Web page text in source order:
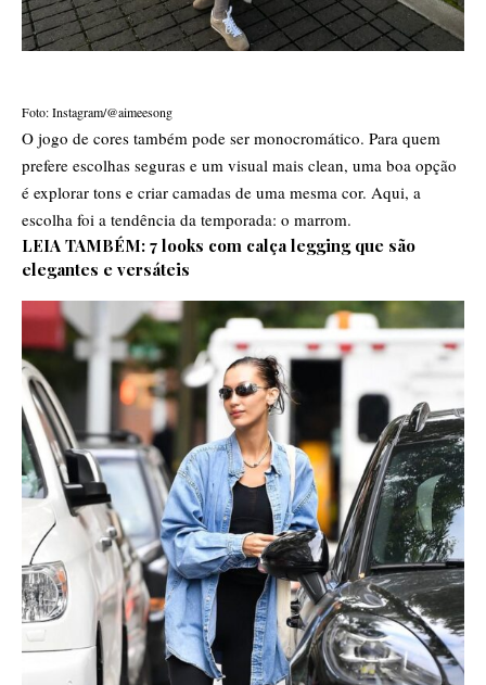
Foto: Instagram/@aimeesong
O jogo de cores também pode ser monocromático. Para quem
prefere escolhas seguras e um visual mais clean, uma boa opção
é explorar tons e criar camadas de uma mesma cor. Aqui, a
escolha foi a tendência da temporada: o marrom.
LEIA TAMBÉM: 7 looks com calça legging que são
elegantes e versáteis